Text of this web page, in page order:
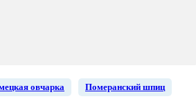
овчарка Померанский шпиц